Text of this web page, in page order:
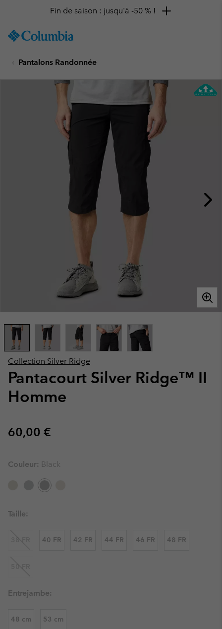
TO
SKIP
MAIN
Fin de saison : jusqu'à -50 % !
Pantalons Randonnée
Collection Silver Ridge
Pantacourt Silver Ridge™ II
Homme
Regular price:
60,00 €
Couleur: Black
Taille:
38 FR 40 FR 42 FR 44 FR 46 FR 48 FR
50 FR
Entrejambe:
48 cm 53 cm